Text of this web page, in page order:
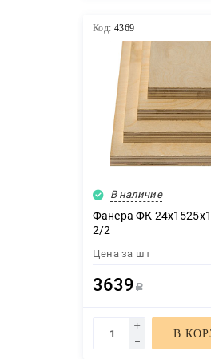
Код: 4369
В наличие
Фанера ФК
2/2
Цена за шт
3639 Р
В